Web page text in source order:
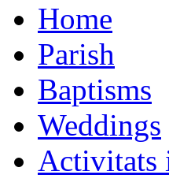
Home
Parish
Baptisms
Weddings
Activitats